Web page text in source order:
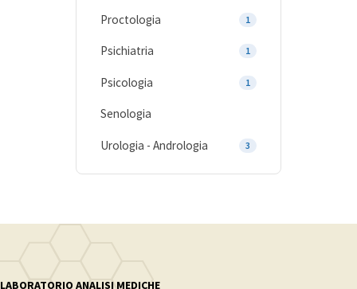
Proctologia 1
Psichiatria 1
Psicologia 1
Senologia
Urologia - Andrologia 3
LABORATORIO ANALISI MEDICHE